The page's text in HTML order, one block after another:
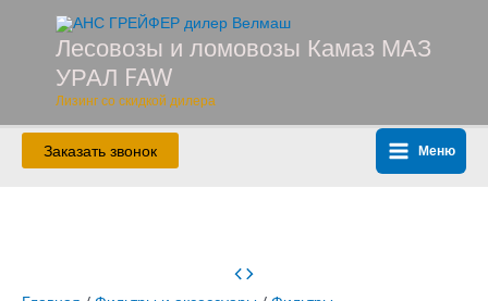
Перейти
содержимому
Лесовозы и ломовозы Камаз МАЗ
УРАЛ FAW
Лизинг со скидкой дилера
Заказать звонок
Main
Меню